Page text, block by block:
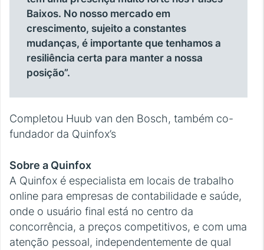
Baixos. No nosso mercado em
crescimento, sujeito a constantes
mudanças, é importante que tenhamos a
resiliência certa para manter a nossa
posição”.
Completou Huub van den Bosch, também co-
fundador da Quinfox’s
Sobre a Quinfox
A Quinfox é especialista em locais de trabalho
online para empresas de contabilidade e saúde,
onde o usuário final está no centro da
concorrência, a preços competitivos, e com uma
atenção pessoal, independentemente de qual